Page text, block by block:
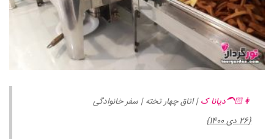
👩🏻‍🦱دیانا ک| اتاق چهار تخته | سفر خانوادگی
{26 دی 1400}